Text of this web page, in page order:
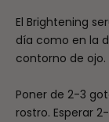
El Brightening
día como en la
contorno de ojo.
Poner de 2-3
rostro. Esperar